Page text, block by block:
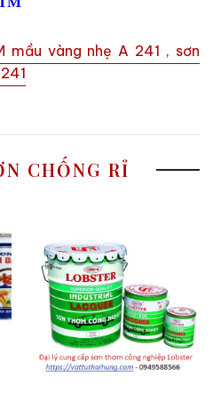
mầu vàng nhẹ A 241 , sơn
CHỐNG RỈ